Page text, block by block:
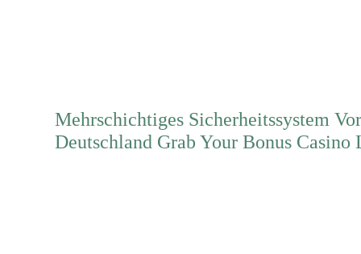
Mehrschichtiges Sicherheitssystem
Deutschland Grab Your Bonus Casino